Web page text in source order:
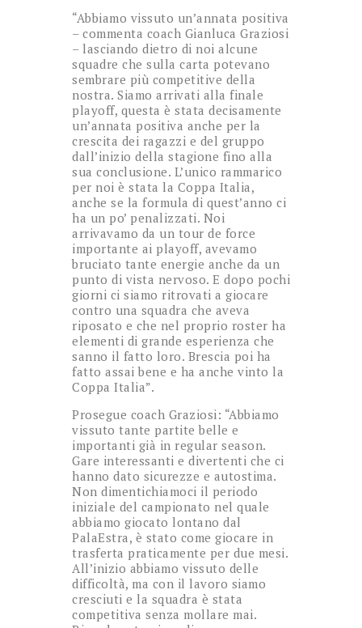
“Abbiamo vissuto un’annata positiva
– commenta coach Gianluca Graziosi
– lasciando dietro di noi alcune
squadre che sulla carta potevano
sembrare più competitive della
nostra. Siamo arrivati alla finale
playoff, questa è stata decisamente
un’annata positiva anche per la
crescita dei ragazzi e del gruppo
dall’inizio della stagione fino alla
sua conclusione. L’unico rammarico
per noi è stata la Coppa Italia,
anche se la formula di quest’anno ci
ha un po’ penalizzati. Noi
arrivavamo da un tour de force
importante ai playoff, avevamo
bruciato tante energie anche da un
punto di vista nervoso. E dopo pochi
giorni ci siamo ritrovati a giocare
contro una squadra che aveva
riposato e che nel proprio roster ha
elementi di grande esperienza che
sanno il fatto loro. Brescia poi ha
fatto assai bene e ha anche vinto la
Coppa Italia”.
Prosegue coach Graziosi: “Abbiamo
vissuto tante partite belle e
importanti già in regular season.
Gare interessanti e divertenti che ci
hanno dato sicurezze e autostima.
Non dimentichiamoci il periodo
iniziale del campionato nel quale
abbiamo giocato lontano dal
PalaEstra, è stato come giocare in
trasferta praticamente per due mesi.
All’inizio abbiamo vissuto delle
difficoltà, ma con il lavoro siamo
cresciuti e la squadra è stata
competitiva senza mollare mai.